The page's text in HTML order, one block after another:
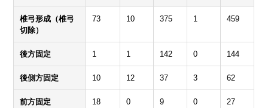
椎弓形成（椎弓
切除）
73 10 375 1 459
後方固定 1 1 142 0 144
後側方固定 10 12 37 3 62
前方固定 18 0 9 0 27